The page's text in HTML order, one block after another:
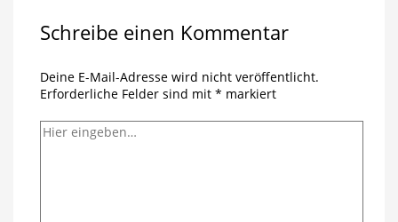
Schreibe einen Kommentar
Deine E-Mail-Adresse wird nicht veröffentlicht.
Erforderliche Felder sind mit * markiert
Hier
eingeben…